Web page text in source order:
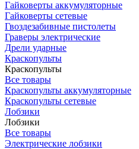
Гайковерты аккумуляторные
Гайковерты сетевые
Гвоздезабивные пистолеты
Граверы электрические
Дрели ударные
Краскопульты
Краскопульты
Все товары
Краскопульты аккумуляторные
Краскопульты сетевые
Лобзики
Лобзики
Все товары
Электрические лобзики